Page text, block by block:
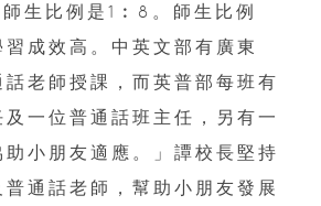
師生比例是1︰8。師生比例
成效高。中英文部有廣東
老師授課，而英普部每班有
一位普通話班主任，另有一
小朋友適應。」譚校長堅持
通話老師，幫助小朋友發展